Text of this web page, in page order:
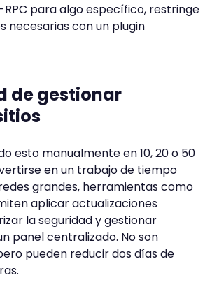
RPC para algo específico, restringe
necesarias con un plugin
de gestionar
esto manualmente en 10, 20 o 50
en un trabajo de tiempo
grandes, herramientas como
aplicar actualizaciones
la seguridad y gestionar
panel centralizado. No son
pueden reducir dos días de